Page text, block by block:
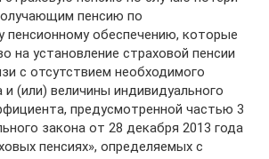
пенсию по
пенсионному обеспечению, которые
на установление страховой пенсии
с отсутствием необходимого
(или) величины индивидуального
предусмотренной частью 3
закона от 28 декабря 2013 года
пенсиях», определяемых с